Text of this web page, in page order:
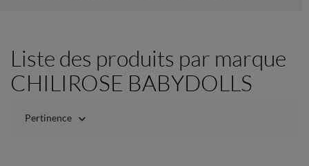
Liste des produits par marque
CHILIROSE BABYDOLLS
Pertinence 